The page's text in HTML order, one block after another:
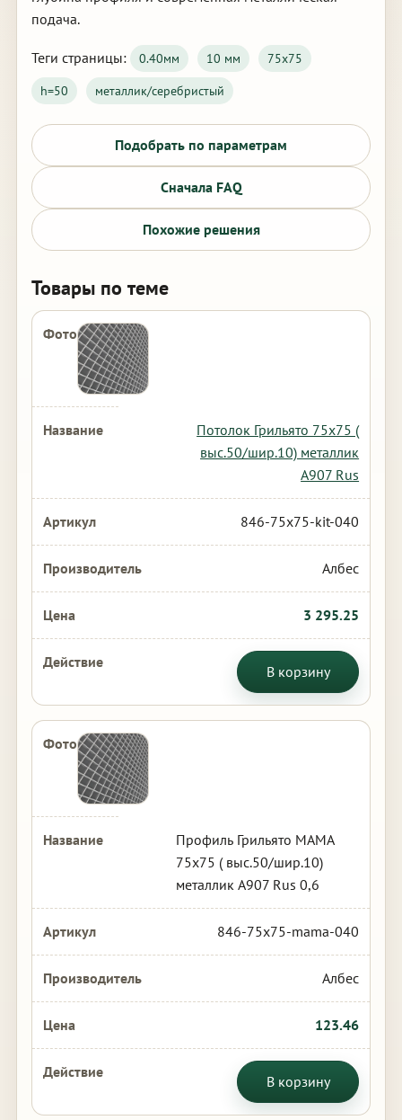
подача.
Теги страницы: 0.40мм 10 мм
75х75
h=50
металлик/серебристый
Подобрать по параметрам
Сначала FAQ
Похожие решения
Товары по теме
Потолок Грильято 75х75 (
выс.50/шир.10) металлик
А907 Rus
846-75x75-kit-040
Албес
3 295.25
В корзину
Профиль Грильято МАМА
75х75 ( выс.50/шир.10)
металлик А907 Rus 0,6
846-75x75-mama-040
Албес
123.46
В корзину